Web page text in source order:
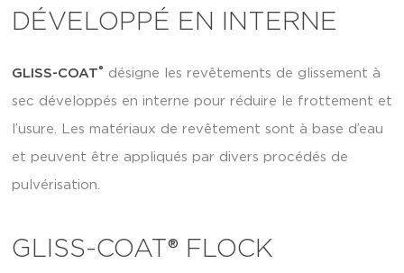
DÉVELOPPÉ EN INTERNE
GLISS-COAT® désigne les revêtements de glissement à
sec développés en interne pour réduire le frottement et
l’usure. Les matériaux de revêtement sont à base d’eau
et peuvent être appliqués par divers procédés de
pulvérisation.
GLISS-COAT® FLOCK